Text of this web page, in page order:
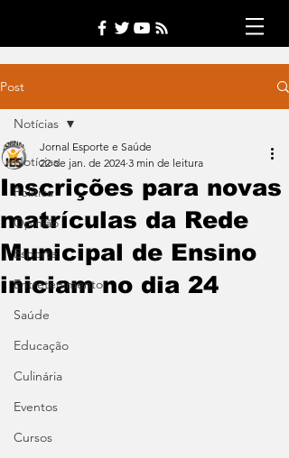
Post
Notícias
Política
Opinião
Esporte
Entretenimento
Saúde
Educação
Culinária
Eventos
Cursos
Notícias
Inscrições para novas
matrículas da Rede
Municipal de Ensino
iniciam no dia 24
Jornal Esporte e Saúde
22 de jan. de 2024 3 min de leitura